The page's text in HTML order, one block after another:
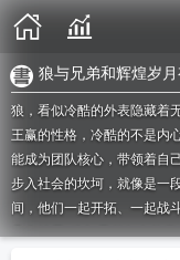
狼与兄弟和辉煌岁
狼，看似冷酷的外表隐藏着
王赢的性格，冷酷的不是内
能成为团队核心，带领着自
步入社会的坎坷，就像是一
间，他们一起开拓、一起战
几个结局狼与兄弟灰血的
和谁在一起
狼与兄弟和之